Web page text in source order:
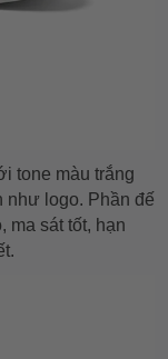
tone màu trắng
như logo. Phần đế
ma sát tốt, hạn